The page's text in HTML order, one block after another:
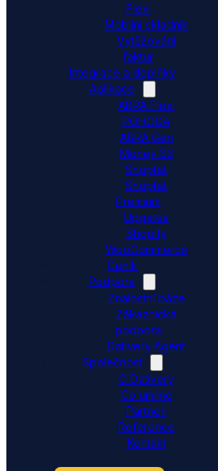
Flexi
Mobilní skladník
Vytěžování
faktur
Integrace a doplňky
Aplikace
ABRA Flexi
POHODA
ABRA Gen
Money S3
Shoptet
Shoptet
Premium
Upgates
Shopify
WooCommerce
Ceník
Podpora
Znalostní báze
Zákaznická
podpora
Dativery Agent
Společnost
O Dativery
Co umíme
Partneři
Reference
Kontakt